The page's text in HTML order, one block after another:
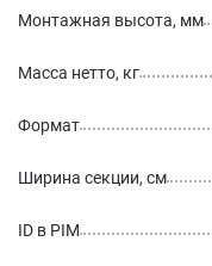
Монтажная высота, мм
Масса нетто, кг
Формат
Ширина секции, см
ID в PIM